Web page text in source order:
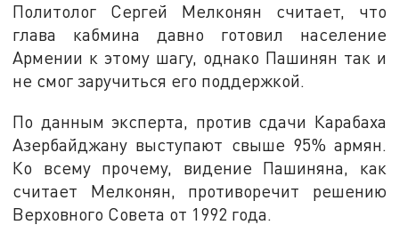
Политолог Сергей Мелконян считает, что
глава кабмина давно готовил население
Армении к этому шагу, однако Пашинян так и
не смог заручиться его поддержкой.
По данным эксперта, против сдачи Карабаха
Азербайджану выступают свыше 95% армян.
Ко всему прочему, видение Пашиняна, как
считает Мелконян, противоречит решению
Верховного Совета от 1992 года.